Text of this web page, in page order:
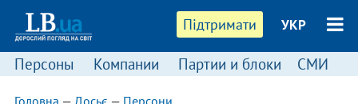
Підтримати УКР
Персоны Компании Партии и блоки СМИ
Головна — Досьє — Персони